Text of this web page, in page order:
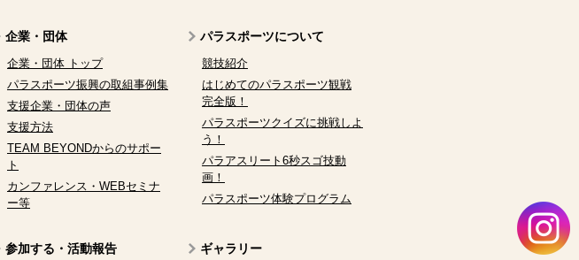
企業・団体
企業・団体 トップ
パラスポーツ振興の取組事例集
支援企業・団体の声
支援方法
TEAM BEYONDからのサポー
ト
カンファレンス・WEBセミナ
ー等
パラスポーツについて
競技紹介
はじめてのパラスポーツ観戦
完全版！
パラスポーツクイズに挑戦しよ
う！
パラアスリート6秒スゴ技動
画！
パラスポーツ体験プログラム
参加する・活動報告 ギャラリー